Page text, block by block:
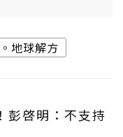
地球解方
彭啓明：不支持